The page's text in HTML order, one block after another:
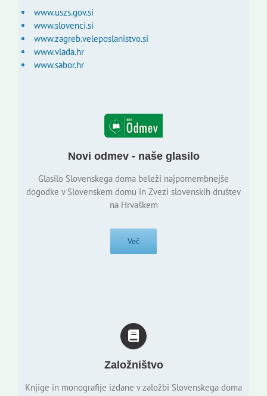
www.uszs.gov.si
www.slovenci.si
www.zagreb.veleposlanistvo.si
www.vlada.hr
www.sabor.hr
Novi odmev - naše glasilo
Glasilo Slovenskega doma beleži najpomembnejše
dogodke v Slovenskem domu in Zvezi slovenskih društev
na Hrvaškem
Več
Založništvo
Knjige in monografije izdane v založbi Slovenskega doma